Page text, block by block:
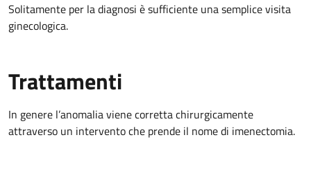
Solitamente per la diagnosi è sufficiente una semplice visita
ginecologica.
Trattamenti
In genere l’anomalia viene corretta chirurgicamente
attraverso un intervento che prende il nome di imenectomia.